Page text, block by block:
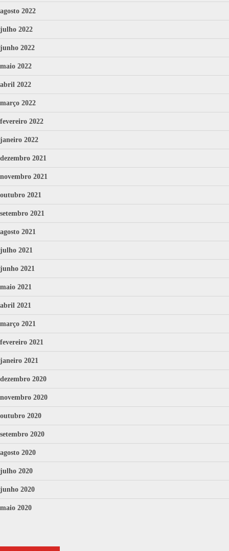
agosto 2022
julho 2022
junho 2022
maio 2022
abril 2022
março 2022
fevereiro 2022
janeiro 2022
dezembro 2021
novembro 2021
outubro 2021
setembro 2021
agosto 2021
julho 2021
junho 2021
maio 2021
abril 2021
março 2021
fevereiro 2021
janeiro 2021
dezembro 2020
novembro 2020
outubro 2020
setembro 2020
agosto 2020
julho 2020
junho 2020
maio 2020